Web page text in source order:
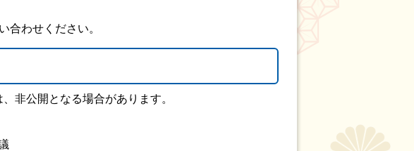
合わせください。
非公開となる場合があります。